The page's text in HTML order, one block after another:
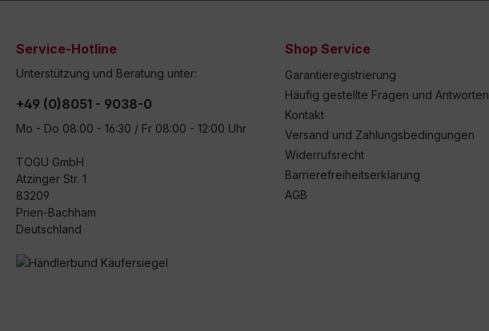
Service-Hotline
Unterstützung und Beratung unter:
+49 (0)8051 - 9038-0
Mo - Do 08:00 - 16:30 / Fr 08:00 - 12:00 Uhr
TOGU GmbH
Atzinger Str. 1
83209
Prien-Bachham
Deutschland
Shop Service
Garantieregistrierung
Häufig gestellte Fragen und Antworten
Kontakt
Versand und Zahlungsbedingungen
Widerrufsrecht
Barrierefreiheitserklärung
AGB